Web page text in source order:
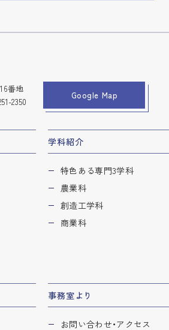
番地
2350
Google Map
学科紹介
特色ある専門3学科
農業科
創造工学科
商業科
事務室より
お問い合わせ・アクセス